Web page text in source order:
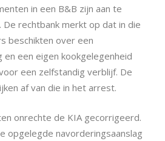
in een B&B zijn aan te
De rechtbank merkt op dat in die
beschikten over een
een eigen kookgelegenheid
een zelfstandig verblijf. De
af van die in het arrest.
onrechte de KIA gecorrigeerd.
opgelegde navorderingsaanslag